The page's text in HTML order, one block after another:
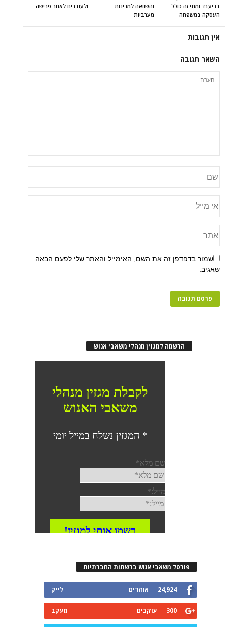
ולעובדים לאחר פרישה
והשוואה למדינות
מערביות
בדיעבד ומתי זה כולל
העסקה במשפחה
אין תגובות
השאר תגובה
שמור בדפדפן זה את השם, האימייל והאתר שלי לפעם הבאה
שאגיב.
הרשמה למגזין מנהלי משאבי אנוש
פורטל משאבי אנוש ברשתות החברתיות
24,924 אוהדים לייק
300 עוקבים מעקב